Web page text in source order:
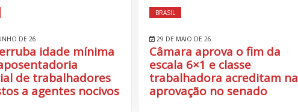
DE 26
idade mínima
de trabalhadores
a agentes nocivos
BRASIL
29 DE MAIO DE 26
Câmara aprova o fim da
escala 6×1 e classe
trabalhadora acreditam na
aprovação no senado